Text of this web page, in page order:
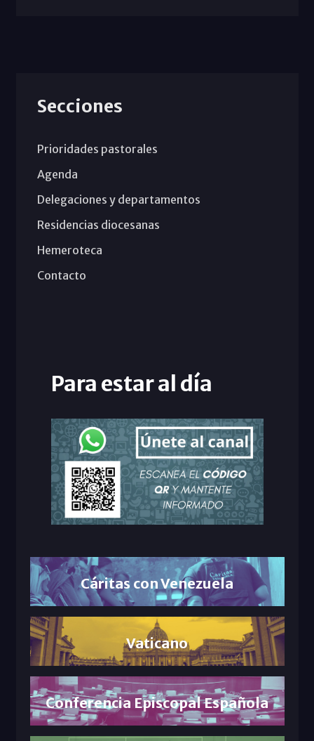
Secciones
Prioridades pastorales
Agenda
Delegaciones y departamentos
Residencias diocesanas
Hemeroteca
Contacto
Para estar al día
Cáritas con Venezuela
Vaticano
Conferencia Episcopal Española